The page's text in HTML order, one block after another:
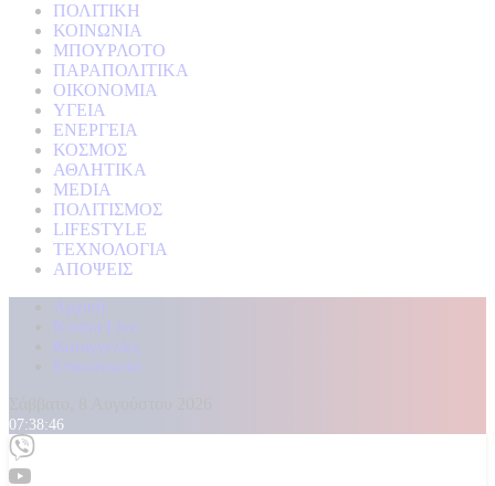
ΠΟΛΙΤΙΚΗ
ΚΟΙΝΩΝΙΑ
ΜΠΟΥΡΛΟΤΟ
ΠΑΡΑΠΟΛΙΤΙΚΑ
ΟΙΚΟΝΟΜΙΑ
ΥΓΕΙΑ
ΕΝΕΡΓΕΙΑ
ΚΟΣΜΟΣ
ΑΘΛΗΤΙΚΑ
MEDIA
ΠΟΛΙΤΙΣΜΟΣ
LIFESTYLE
ΤΕΧΝΟΛΟΓΙΑ
ΑΠΟΨΕΙΣ
Αρχική
Kontra Live
Καταγγελίες
Επικοινωνία
07:38:51